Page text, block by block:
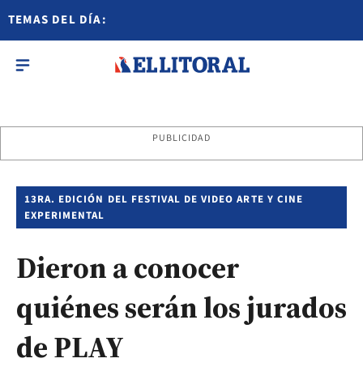
TEMAS DEL DÍA:
PUBLICIDAD
13RA. EDICIÓN DEL FESTIVAL DE VIDEO ARTE Y CINE
EXPERIMENTAL
Dieron a conocer
quiénes serán los jurados
de PLAY